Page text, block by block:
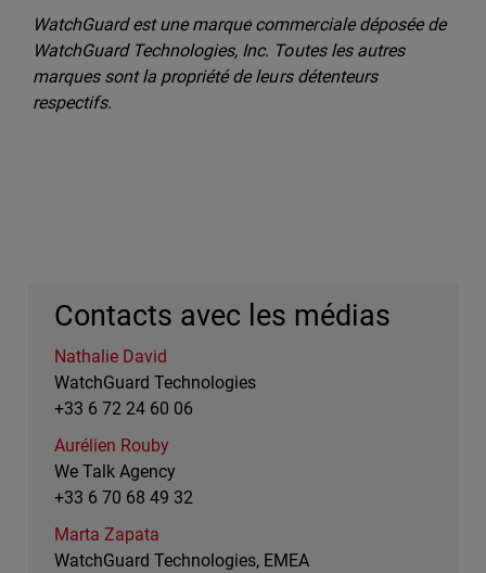
WatchGuard est une marque commerciale déposée de
WatchGuard Technologies, Inc. Toutes les autres
marques sont la propriété de leurs détenteurs
respectifs.
Contacts avec les médias
Nathalie David
WatchGuard Technologies
+33 6 72 24 60 06
Aurélien Rouby
We Talk Agency
+33 6 70 68 49 32
Marta Zapata
WatchGuard Technologies, EMEA